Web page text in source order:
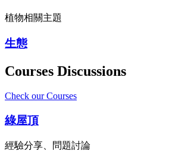
植物相關主題
生態
Courses Discussions
Check our Courses
綠屋頂
經驗分享、問題討論